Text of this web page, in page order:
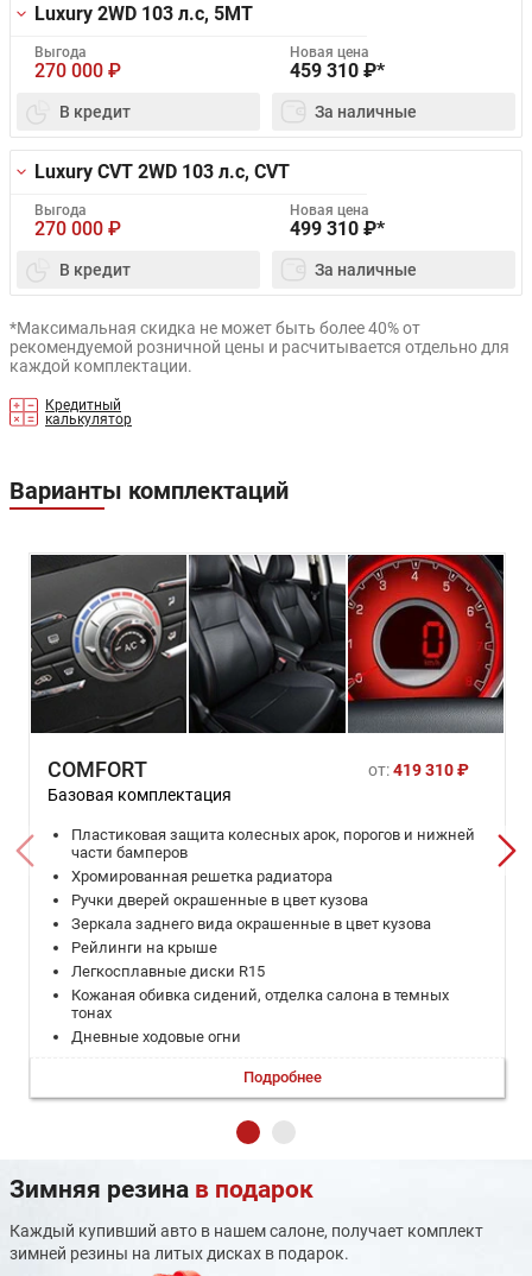
Luxury 2WD 103 л.с, 5MT
Выгода
270 000 ₽
Новая цена
459 310 ₽*
В кредит За наличные
Luxury CVT 2WD 103 л.с, CVT
Выгода
270 000 ₽
Новая цена
499 310 ₽*
В кредит За наличные
*Максимальная скидка не может быть более 40% от
рекомендуемой розничной цены и расчитывается отдельно для
каждой комплектации.
Кредитный
калькулятор
Варианты комплектаций
COMFORT от:419 310 ₽
Базовая комплектация
Пластиковая защита колесных арок, порогов и нижней
части бамперов
Хромированная решетка радиатора
Ручки дверей окрашенные в цвет кузова
Зеркала заднего вида окрашенные в цвет кузова
Рейлинги на крыше
Легкосплавные диски R15
Кожаная обивка сидений, отделка салона в темных
тонах
Дневные ходовые огни
Задние противотуманные фонари
Дополнительный стоп-сигнал
Противобуксовочная система (TCS)
Электронная система стабилизации (ESP)
2 фронтальные подушки безопасности
Травмобезопасная рулевая колонка
Подробнее
Зимняя резина в подарок
Каждый купивший авто в нашем салоне, получает комплект
зимней резины на литых дисках в подарок.